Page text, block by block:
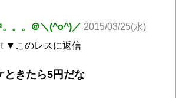
。。。＠＼(^o^)／ 2015/03/25(水)
▼このレスに返信
ときたら5円だな